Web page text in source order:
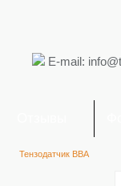
E-mail:
Тензодатчик BBA